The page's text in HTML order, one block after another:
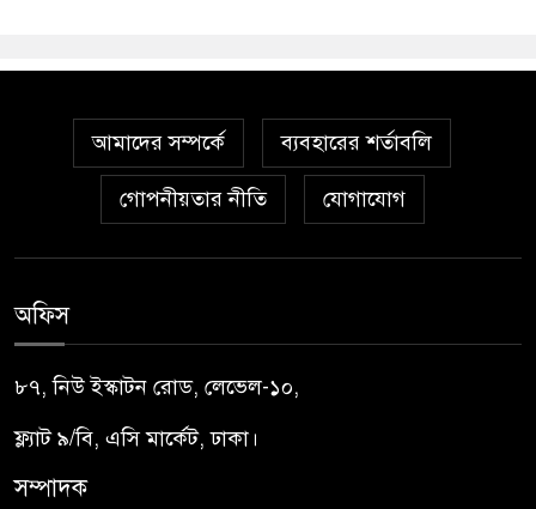
আমাদের সম্পর্কে ব্যবহারের শর্তাবলি
গোপনীয়তার নীতি যোগাযোগ
অফিস
৮৭, নিউ ইস্কাটন রোড, লেভেল-১০,
ফ্ল্যাট ৯/বি, এসি মার্কেট, ঢাকা।
সম্পাদক